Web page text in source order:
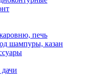
печь
шампуры, казан